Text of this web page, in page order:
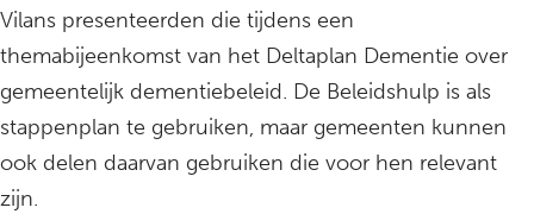
Vilans presenteerden die tijdens een
themabijeenkomst van het Deltaplan Dementie over
gemeentelijk dementiebeleid. De Beleidshulp is als
stappenplan te gebruiken, maar gemeenten kunnen
ook delen daarvan gebruiken die voor hen relevant
zijn.